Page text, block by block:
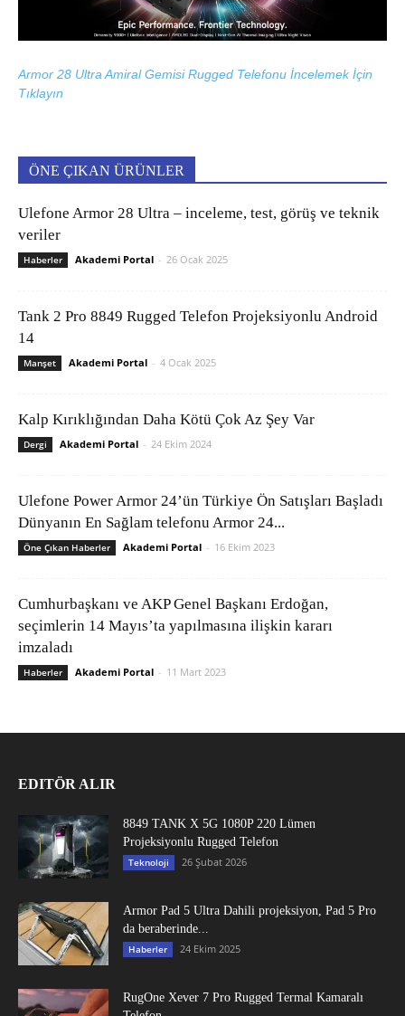
Armor 28 Ultra Amiral Gemisi Rugged Telefonu İncelemek İçin
Tıklayın
ÖNE ÇIKAN ÜRÜNLER
Ulefone Armor 28 Ultra – inceleme, test, görüş ve teknik
veriler
Haberler Akademi Portal - 26 Ocak 2025
Tank 2 Pro 8849 Rugged Telefon Projeksiyonlu Android
14
Manşet Akademi Portal - 4 Ocak 2025
Kalp Kırıklığından Daha Kötü Çok Az Şey Var
Dergi Akademi Portal - 24 Ekim 2024
Ulefone Power Armor 24’ün Türkiye Ön Satışları Başladı
Dünyanın En Sağlam telefonu Armor 24...
Öne Çıkan Haberler Akademi Portal - 16 Ekim 2023
Cumhurbaşkanı ve AKP Genel Başkanı Erdoğan,
seçimlerin 14 Mayıs’ta yapılmasına ilişkin kararı
imzaladı
Haberler Akademi Portal - 11 Mart 2023
EDITÖR ALIR
8849 TANK X 5G 1080P 220 Lümen
Projeksiyonlu Rugged Telefon
Teknoloji 26 Şubat 2026
Armor Pad 5 Ultra Dahili projeksiyon, Pad 5 Pro
da beraberinde...
Haberler 24 Ekim 2025
RugOne Xever 7 Pro Rugged Termal Kamaralı